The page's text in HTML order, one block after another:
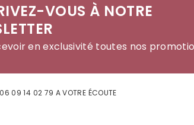
VOUS À NOTRE
en exclusivité toutes nos
06 09 14 02 79 A VOTRE ÉCOUTE